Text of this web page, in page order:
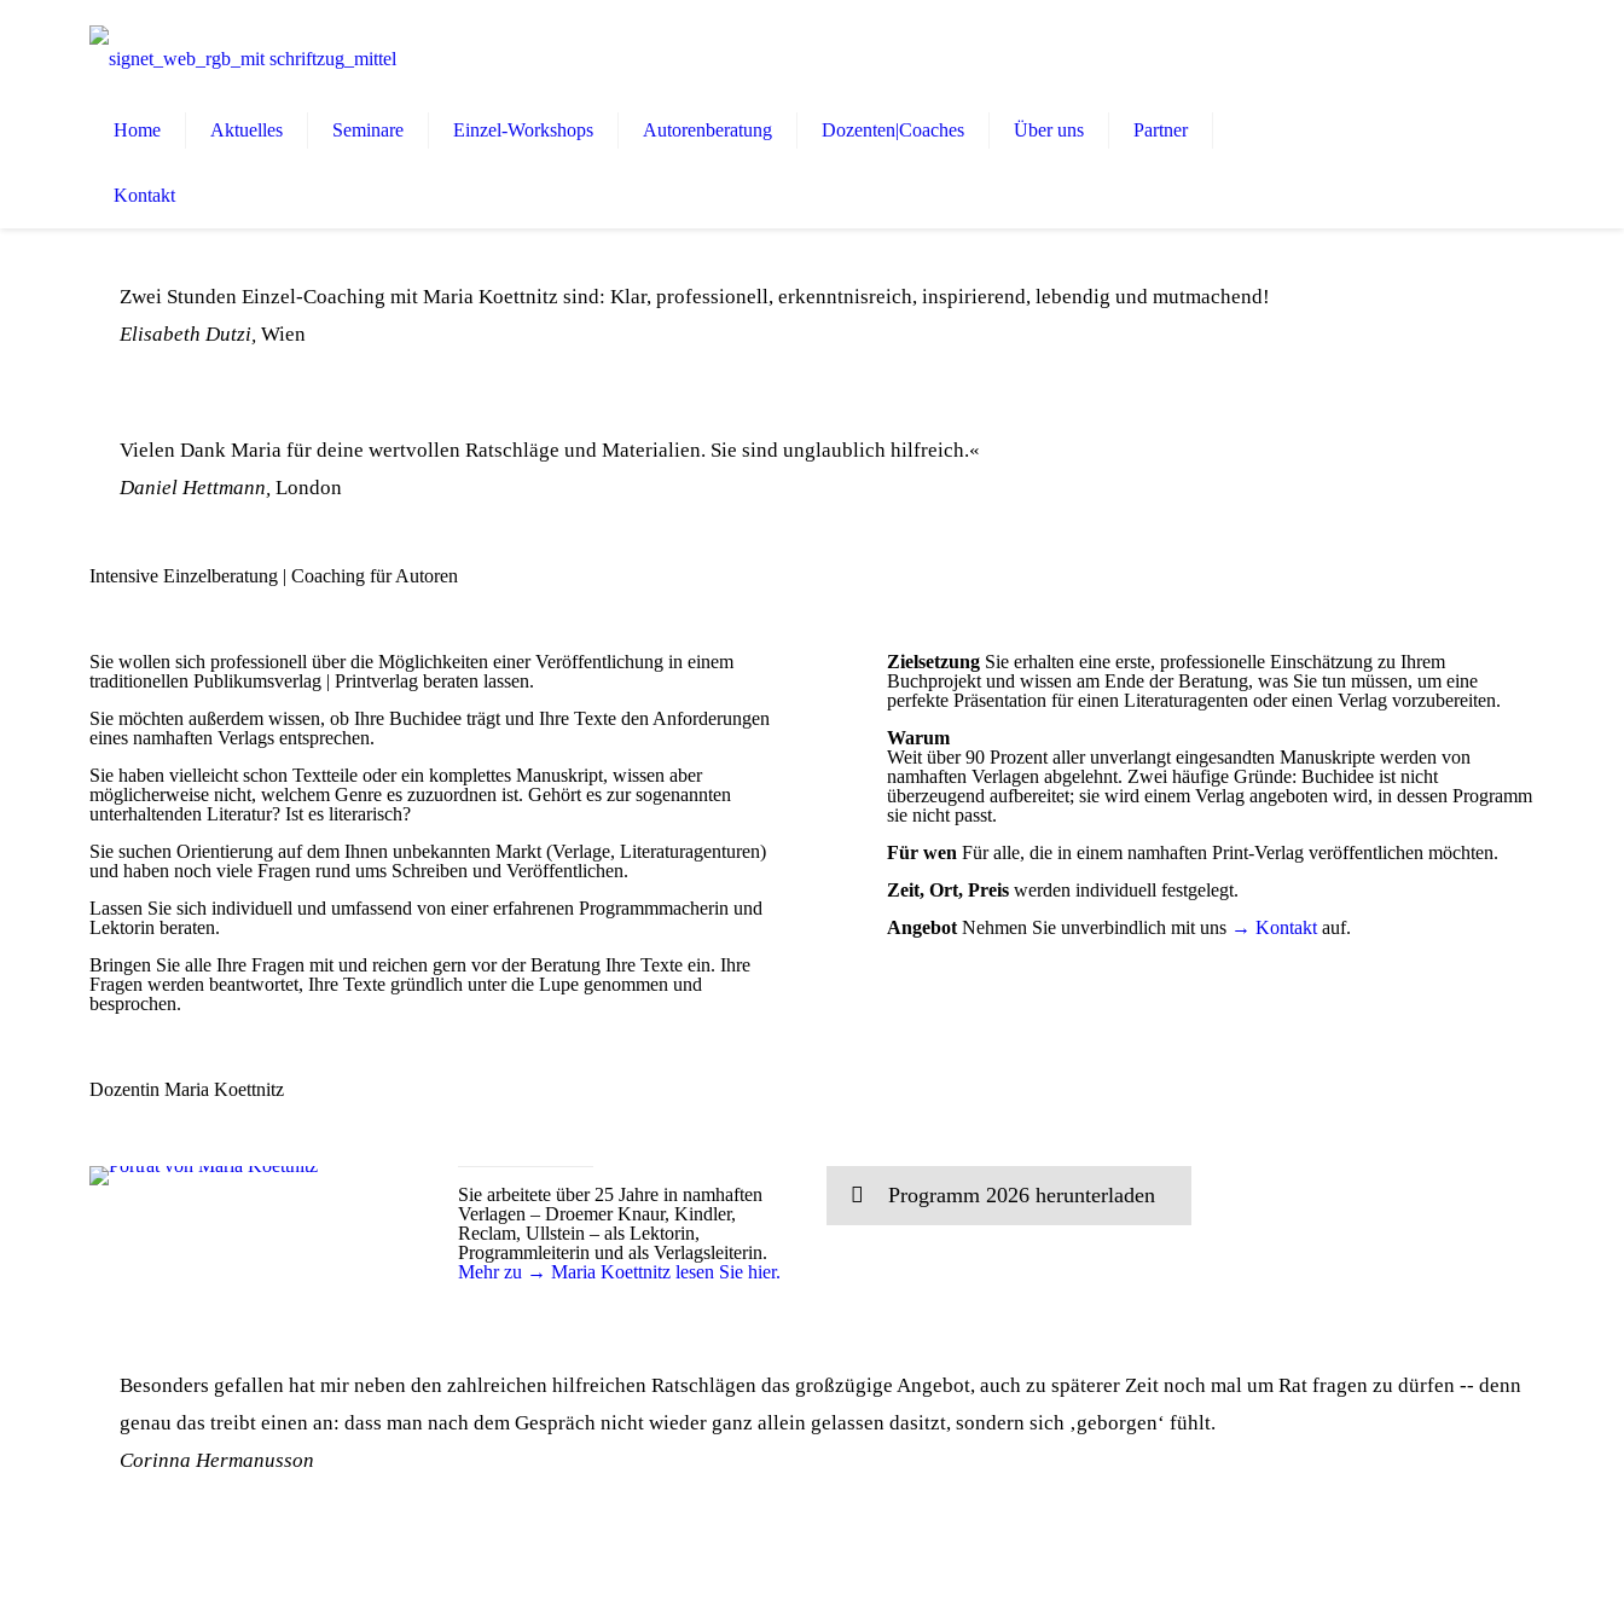
Home Aktuelles Seminare Einzel-Workshops Autorenberatung Dozenten|Coaches Über uns Partner
Kontakt
Zwei Stunden Einzel-Coaching mit Maria Koettnitz sind: Klar, professionell, erkenntnisreich, inspirierend, lebendig und mutmachend!
Elisabeth Dutzi, Wien
Vielen Dank Maria für deine wertvollen Ratschläge und Materialien. Sie sind unglaublich hilfreich.«
Daniel Hettmann,London
Intensive Einzelberatung | Coaching für Autoren
Sie wollen sich professionell über die Möglichkeiten einer Veröffentlichung in einem
traditionellen Publikumsverlag | Printverlag beraten lassen.
Sie möchten außerdem wissen, ob Ihre Buchidee trägt und Ihre Texte den Anforderungen
eines namhaften Verlags entsprechen.
Sie haben vielleicht schon Textteile oder ein komplettes Manuskript, wissen aber
möglicherweise nicht, welchem Genre es zuzuordnen ist. Gehört es zur sogenannten
unterhaltenden Literatur? Ist es literarisch?
Sie suchen Orientierung auf dem Ihnen unbekannten Markt (Verlage, Literaturagenturen)
und haben noch viele Fragen rund ums Schreiben und Veröffentlichen.
Lassen Sie sich individuell und umfassend von einer erfahrenen Programmmacherin und
Lektorin beraten.
Bringen Sie alle Ihre Fragen mit und reichen gern vor der Beratung Ihre Texte ein. Ihre
Fragen werden beantwortet, Ihre Texte gründlich unter die Lupe genommen und
besprochen.
Zielsetzung Sie erhalten eine erste, professionelle Einschätzung zu Ihrem
Buchprojekt und wissen am Ende der Beratung, was Sie tun müssen, um eine
perfekte Präsentation für einen Literaturagenten oder einen Verlag vorzubereiten.
Warum
Weit über 90 Prozent aller unverlangt eingesandten Manuskripte werden von
namhaften Verlagen abgelehnt. Zwei häufige Gründe: Buchidee ist nicht
überzeugend aufbereitet; sie wird einem Verlag angeboten wird, in dessen Programm
sie nicht passt.
Für wen Für alle, die in einem namhaften Print-Verlag veröffentlichen möchten.
Zeit, Ort, Preis werden individuell festgelegt.
Angebot Nehmen Sie unverbindlich mit uns → Kontakt auf.
Dozentin Maria Koettnitz
Sie arbeitete über 25 Jahre in namhaften
Verlagen – Droemer Knaur, Kindler,
Reclam, Ullstein – als Lektorin,
Programmleiterin und als Verlagsleiterin.
Mehr zu → Maria Koettnitz lesen Sie hier.
Programm 2026 herunterladen
Besonders gefallen hat mir neben den zahlreichen hilfreichen Ratschlägen das großzügige Angebot, auch zu späterer Zeit noch mal um Rat fragen zu dürfen -- denn
genau das treibt einen an: dass man nach dem Gespräch nicht wieder ganz allein gelassen dasitzt, sondern sich ‚geborgen‘ fühlt.
Corinna Hermanusson